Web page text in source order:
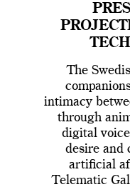
The
intimacy
through
digital
desire and
artificial
Telematic